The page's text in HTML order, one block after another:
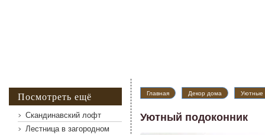
Главная Декор дома Уютные
Уютный подоконник
Посмотреть ещё
Скандинавский лофт
Лестница в загородном